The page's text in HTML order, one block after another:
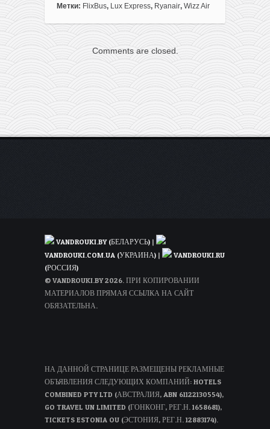
Евротур
акциям:
городов
поездке
из
Минска
всего
за
Метки: FlixBus, Lux Express, Ryanair, Wizz Air
Comments are closed.
VANDROUKI.BY (БЕЛАРУСЬ) |
VANDROUKI.COM.UA (УКРАИНА) |
VANDROUKI.RU
(РОССИЯ)
© VANDROUKI.BY 2026. ПРИ КОПИРОВАНИИ
МАТЕРИАЛОВ ПРЯМАЯ ССЫЛКА НА САЙТ
ОБЯЗАТЕЛЬНА.
НА ДАННОЙ СТРАНИЦЕ РАЗМЕЩЕНЫ РЕКЛАМНЫЕ
ОБЪЯВЛЕНИЯ СЛЕДУЮЩИХ КОМПАНИЙ: HOTELS
COMBINED PTY LTD (АВСТРАЛИЯ, ABN 61122130554),
GO TRAVEL UN LIMITED (ГОНКОНГ, РЕГ.Н. 1658681),
TICKETS ESTONIA OU (ЭСТОНИЯ, РЕГ.Н. 12883174).